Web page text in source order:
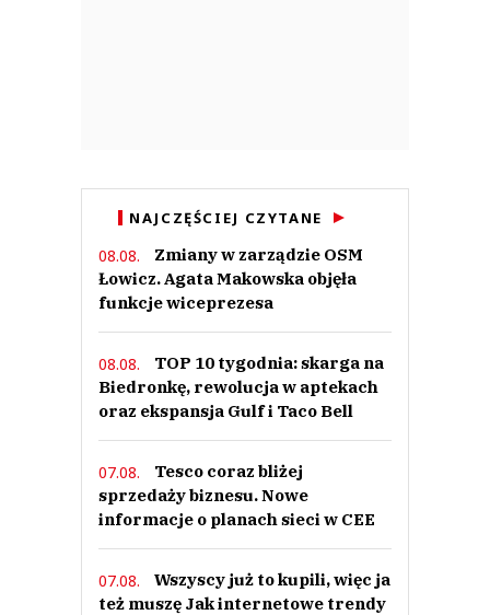
Prześlij komentarz
NAJCZĘŚCIEJ CZYTANE
08.08.
Zmiany w zarządzie OSM
Łowicz. Agata Makowska objęła
funkcje wiceprezesa
08.08.
TOP 10 tygodnia: skarga na
Biedronkę, rewolucja w aptekach
oraz ekspansja Gulf i Taco Bell
07.08.
Tesco coraz bliżej
sprzedaży biznesu. Nowe
informacje o planach sieci w CEE
07.08.
Wszyscy już to kupili, więc ja
też muszę Jak internetowe trendy